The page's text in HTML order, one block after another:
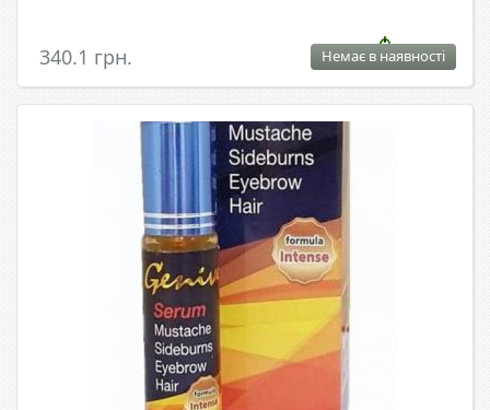
340.1 грн. Немає в наявності